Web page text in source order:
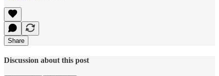
Share
Discussion about this post